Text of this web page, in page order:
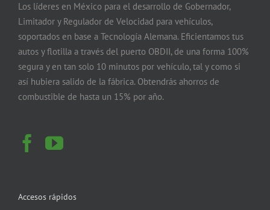
Los líderes en México para el desarrollo de Gobernador,
Limitador y Regulador de Velocidad para vehículos,
soportados en base a Tecnología Alemana. Eficientamos tus
autos y flotilla a través del puerto OBDII, de una forma 100%
segura y en tan solo 10 minutos por vehículo, tal y como si
así hubiera salido de la fábrica. Obtendrás ahorros de
combustible de hasta un 15% por año.
Accesos rápidos